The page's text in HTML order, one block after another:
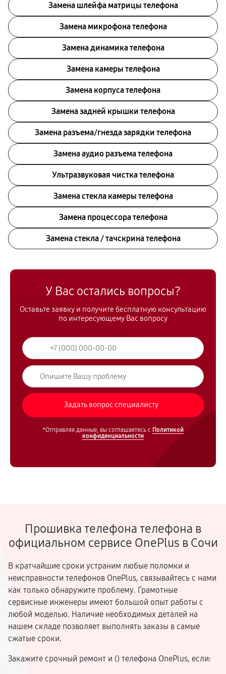
Замена шлейфа матрицы телефона
Замена микрофона телефона
Замена динамика телефона
Замена камеры телефона
Замена корпуса телефона
Замена задней крышки телефона
Замена разъема/гнезда зарядки телефона
Замена аудио разъема телефона
Ультразвуковая чистка телефона
Замена стекла камеры телефона
Замена процессора телефона
Замена стекла / тачскрина телефона
У Вас остались вопросы?
Оставьте заявку и получите бесплатную консультацию
по интересующему Вас вопросу
*Отправляя данные, вы соглашаетесь с Политикой
конфиденциальности
Прошивка телефона телефона в
официальном сервисе OnePlus в Сочи
В кратчайшие сроки устраним любые поломки и
неисправности телефонов OnePlus, связывайтесь с нами
как только обнаружите проблему. Грамотные
сервисные инженеры имеют большой опыт работы с
любой моделью. Наличие необходимых деталей на
нашем складе позволяет выполнять заказы в самые
сжатые сроки.
Закажите срочный ремонт и () телефона OnePlus, если: